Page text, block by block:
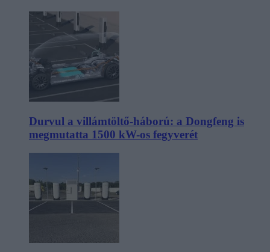
Durvul a villámtöltő-háború: a Dongfeng is
megmutatta 1500 kW-os fegyverét